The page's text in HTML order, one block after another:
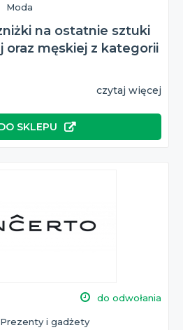
Moda
na ostatnie sztuki
oraz męskiej z kategorii
czytaj więcej
SKLEPU
do odwołania
Prezenty i gadżety